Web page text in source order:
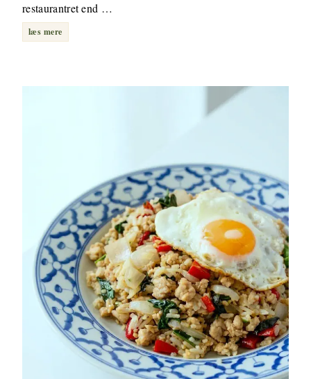
restaurantret end …
læs mere